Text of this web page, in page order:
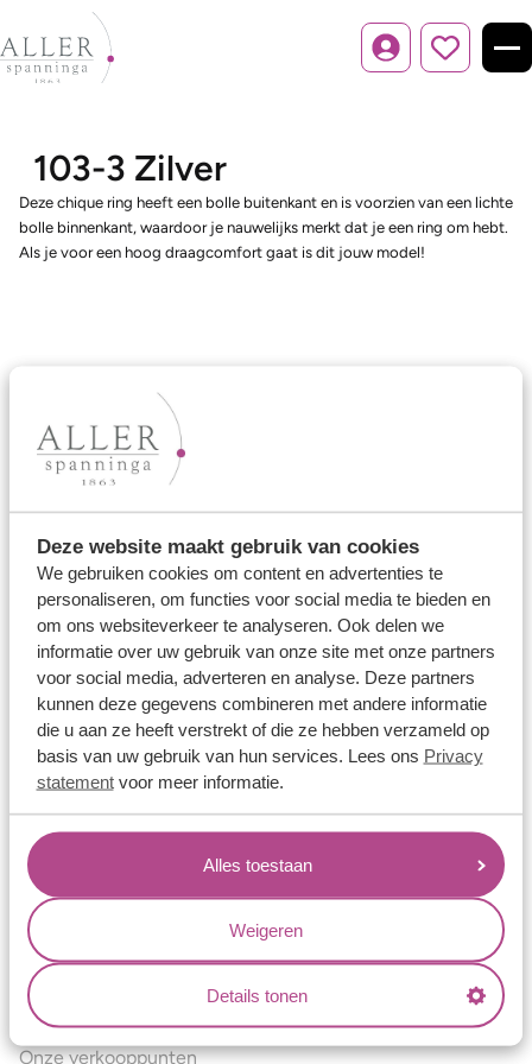
Deze website maakt gebruik van cookies
We gebruiken cookies om content en advertenties te
personaliseren, om functies voor social media te bieden en
om ons websiteverkeer te analyseren. Ook delen we
informatie over uw gebruik van onze site met onze partners
voor social media, adverteren en analyse. Deze partners
kunnen deze gegevens combineren met andere informatie
die u aan ze heeft verstrekt of die ze hebben verzameld op
basis van uw gebruik van hun services. Lees ons Privacy
statementvoor meer informatie.
Alles toestaan
Weigeren
Details tonen
Inloggen
103-3 Zilver
Deze chique ring heeft een bolle buitenkant en is voorzien van een lichte
bolle binnenkant, waardoor je nauwelijks merkt dat je een ring om hebt.
Als je voor een hoog draagcomfort gaat is dit jouw model!
Ons aanbod
Trouwringen
Verlovingsringen
Vriendschapsringen
Over ons
Aller Spanninga
Historie
Certificaten
Blogs
Jouw voordelen
Conflictvrije Materialen
Oneindig veel mogelijkheden
Kwaliteit
Juweliers & Contact
Onze verkooppunten